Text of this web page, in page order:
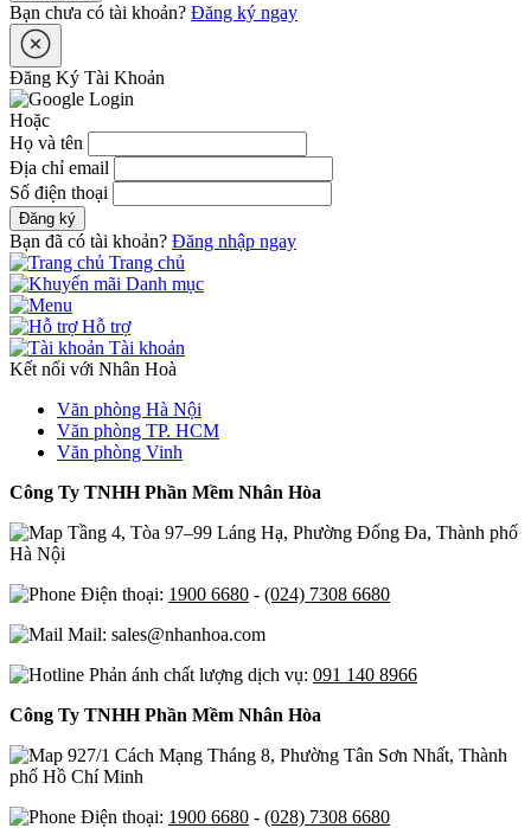
Bạn chưa có tài khoản? Đăng ký ngay
Đăng Ký Tài Khoản
Hoặc
Họ và tên
Địa chỉ email
Số điện thoại
Đăng ký
Bạn đã có tài khoản? Đăng nhập ngay
Trang chủ
Danh mục
Hỗ trợ
Tài khoản
Kết nối với Nhân Hoà
Văn phòng Hà Nội
Văn phòng TP. HCM
Văn phòng Vinh
Công Ty TNHH Phần Mềm Nhân Hòa
Tầng 4, Tòa 97–99 Láng Hạ, Phường Đống Đa, Thành phố
Hà Nội
Điện thoại: 1900 6680 - (024) 7308 6680
Mail: sales@nhanhoa.com
Phản ánh chất lượng dịch vụ: 091 140 8966
Công Ty TNHH Phần Mềm Nhân Hòa
927/1 Cách Mạng Tháng 8, Phường Tân Sơn Nhất, Thành
phố Hồ Chí Minh
Điện thoại: 1900 6680 - (028) 7308 6680